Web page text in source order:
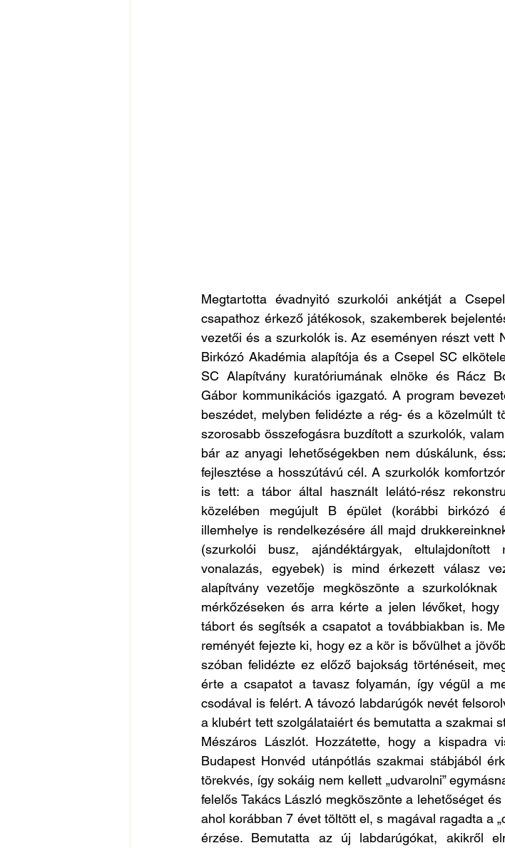
Megtartotta évadnyitó szurkolói ankétját a
csapathoz érkező játékosok, szakemberek
vezetői és a szurkolók is. Az eseményen részt vett
Birkózó Akadémia alapítója és a Csepel SC
SC Alapítvány kuratóriumának elnöke és Rácz
Gábor kommunikációs igazgató. A program
beszédet, melyben felidézte a rég- és a közelmúlt
szorosabb összefogásra buzdított a szurkolók,
bár az anyagi lehetőségekben nem dúskálunk,
fejlesztése a hosszútávú cél. A szurkolók
is tett: a tábor által használt lelátó-rész
közelében megújult B épület (korábbi birkózó
illemhelye is rendelkezésére áll majd
(szurkolói busz, ajándéktárgyak,
vonalazás, egyebek) is mind érkezett válasz
alapítvány vezetője megköszönte a
mérkőzéseken és arra kérte a jelen lévőket,
tábort és segítsék a csapatot a továbbiakban is.
reményét fejezte ki, hogy ez a kör is bővülhet a
szóban felidézte ez előző bajokság történéseit,
érte a csapatot a tavasz folyamán, így végül a
csodával is felért. A távozó labdarúgók nevét
a klubért tett szolgálataiért és bemutatta a szakmai
Mészáros Lászlót. Hozzátette, hogy a kispadra
Budapest Honvéd utánpótlás szakmai stábjából
törekvés, így sokáig nem kellett „udvarolni”
felelős Takács László megköszönte a lehetőséget
ahol korábban 7 évet töltött el, s magával ragadta a
érzése. Bemutatta az új labdarúgókat, akikről